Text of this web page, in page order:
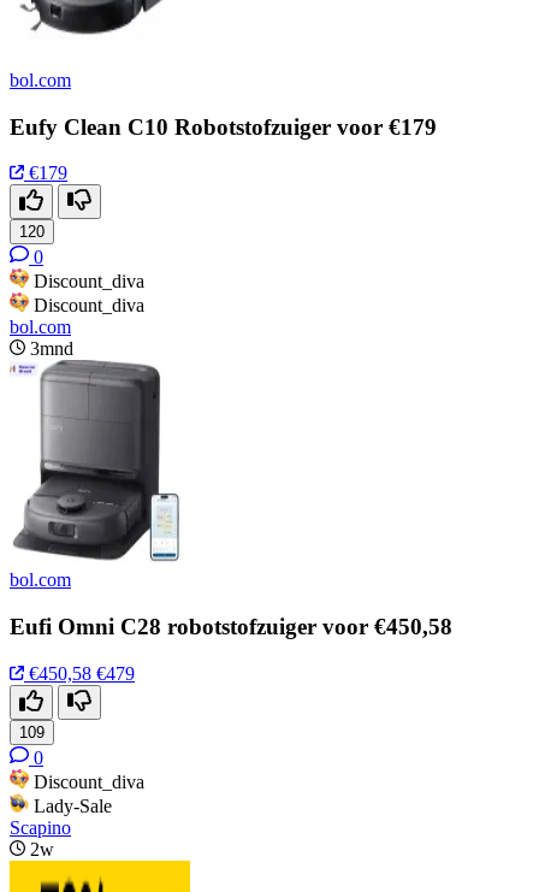
bol.com
Eufy Clean C10 Robotstofzuiger voor €179
€179
120
0
Discount_diva
Discount_diva
bol.com
3mnd
bol.com
Eufi Omni C28 robotstofzuiger voor €450,58
€450,58 €479
109
0
Discount_diva
Lady-Sale
Scapino
2w